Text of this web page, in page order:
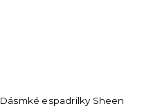
Dásmké espadrilky Sheen